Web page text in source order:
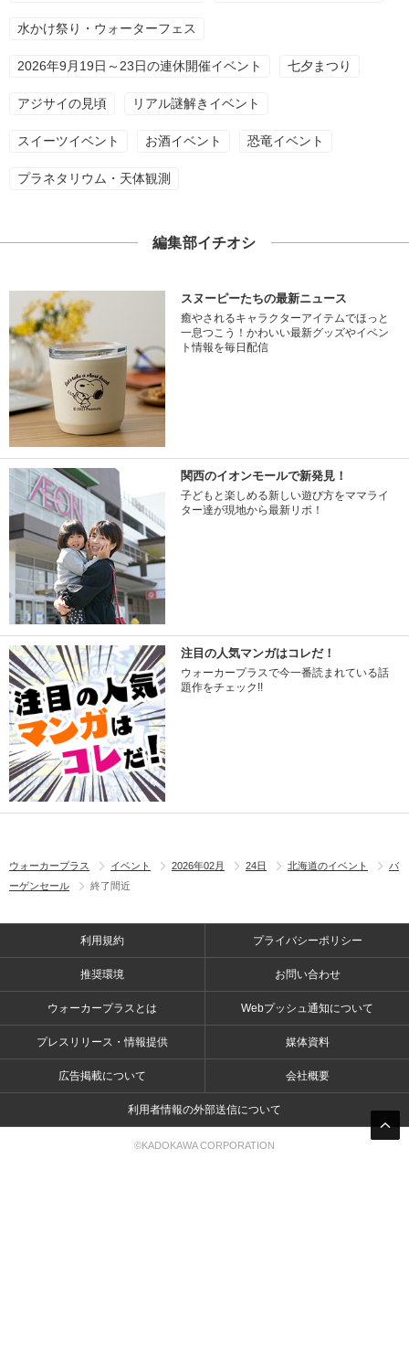
水かけ祭り・ウォーターフェス
2026年9月19日～23日の連休開催イベント 七夕まつり
アジサイの見頃 リアル謎解きイベント
スイーツイベント お酒イベント 恐竜イベント
プラネタリウム・天体観測
編集部イチオシ
スヌーピーたちの最新ニュース
癒やされるキャラクターアイテムでほっと
一息つこう！かわいい最新グッズやイベン
ト情報を毎日配信
関西のイオンモールで新発見！
子どもと楽しめる新しい遊び方をママライ
ター達が現地から最新リポ！
注目の人気マンガはコレだ！
ウォーカープラスで今一番読まれている話
題作をチェック!!
ウォーカープラス イベント 2026年02月 24日 北海道のイベント
バ
ーゲンセール
終了間近
利用規約 プライバシーポリシー
推奨環境 お問い合わせ
ウォーカープラスとは Webプッシュ通知について
プレスリリース・情報提供 媒体資料
広告掲載について 会社概要
利用者情報の外部送信について
©KADOKAWA CORPORATION